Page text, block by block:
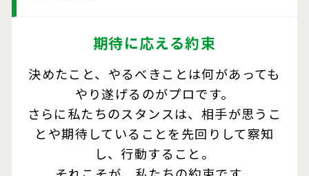
期待に応える約束
決めたこと、やるべきことは何があっても
やり遂げるのがプロです。
さらに私たちのスタンスは、相手が思うこ
とや期待していることを先回りして察知
し、行動すること。